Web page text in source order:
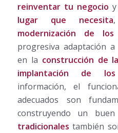
reinventar tu negocio y
lugar que necesita
modernización de los
progresiva adaptación
en la construcción de
implantación de los
información, el
adecuados son
construyendo un
tradicionales también